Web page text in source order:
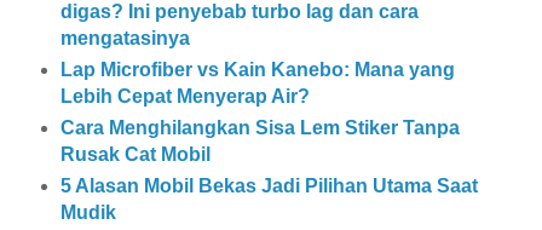
digas? Ini penyebab turbo lag dan cara
mengatasinya
Lap Microfiber vs Kain Kanebo: Mana yang
Lebih Cepat Menyerap Air?
Cara Menghilangkan Sisa Lem Stiker Tanpa
Rusak Cat Mobil
5 Alasan Mobil Bekas Jadi Pilihan Utama Saat
Mudik